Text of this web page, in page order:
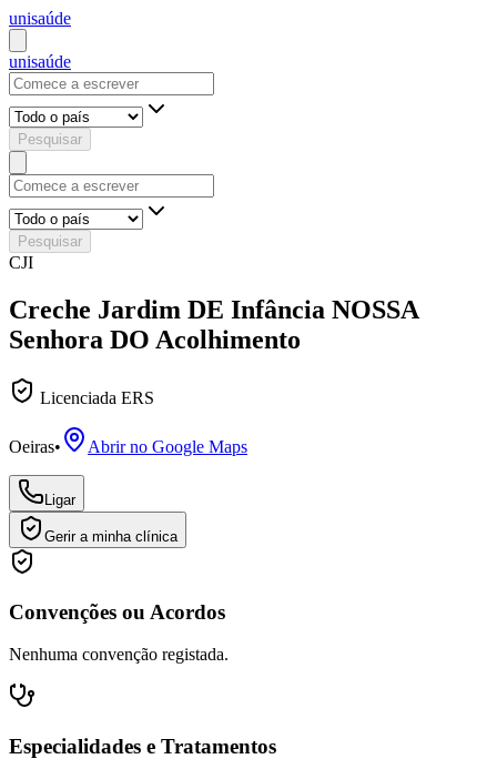
unisaúde
unisaúde
Pesquisar
Pesquisar
CJI
Creche Jardim DE Infância NOSSA
Senhora DO Acolhimento
Licenciada ERS
Oeiras• Abrir no Google Maps
Ligar
Gerir a minha clínica
Convenções ou Acordos
Nenhuma convenção registada.
Especialidades e Tratamentos